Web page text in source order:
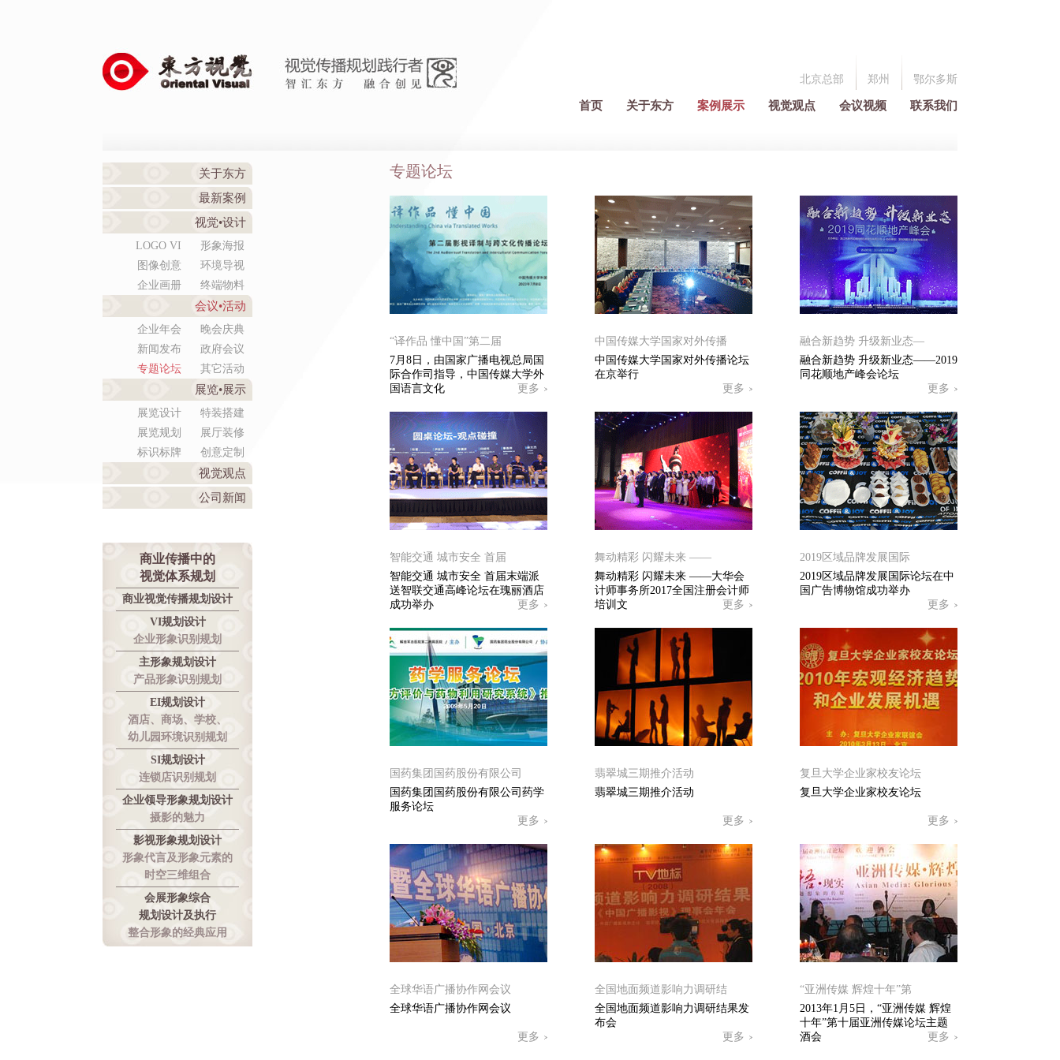
北京总部 郑州 鄂尔多斯
首页 关于东方 案例展示 视觉观点 会议视频 联系我们
关于东方
最新案例
视觉•设计
LOGO VI
形象海报
图像创意
环境导视
企业画册
终端物料
会议•活动
企业年会
晚会庆典
新闻发布
政府会议
专题论坛
其它活动
展览•展示
展览设计
特装搭建
展览规划
展厅装修
标识标牌
创意定制
视觉观点
公司新闻
商业传播中的
视觉体系规划
商业视觉传播规划设计
VI规划设计
企业形象识别规划
主形象规划设计
产品形象识别规划
EI规划设计
酒店、商场、学校、
幼儿园环境识别规划
SI规划设计
连锁店识别规划
企业领导形象规划设计
摄影的魅力
影视形象规划设计
形象代言及形象元素的
时空三维组合
会展形象综合
规划设计及执行
整合形象的经典应用
专题论坛
“译作品 懂中国”第二届
7月8日，由国家广播电视总局国
际合作司指导，中国传媒大学外
国语言文化
更多
中国传媒大学国家对外传播
中国传媒大学国家对外传播论坛
在京举行
更多
融合新趋势 升级新业态—
融合新趋势 升级新业态——2019
同花顺地产峰会论坛
更多
智能交通 城市安全 首届
智能交通 城市安全 首届末端派
送智联交通高峰论坛在瑰丽酒店
成功举办
更多
舞动精彩 闪耀未来 ——
舞动精彩 闪耀未来 ——大华会
计师事务所2017全国注册会计师
培训文
更多
2019区域品牌发展国际
2019区域品牌发展国际论坛在中
国广告博物馆成功举办
更多
国药集团国药股份有限公司
国药集团国药股份有限公司药学
服务论坛
更多
翡翠城三期推介活动
翡翠城三期推介活动
更多
复旦大学企业家校友论坛
复旦大学企业家校友论坛
更多
全球华语广播协作网会议
全球华语广播协作网会议
更多
全国地面频道影响力调研结
全国地面频道影响力调研结果发
布会
更多
“亚洲传媒 辉煌十年”第
2013年1月5日，“亚洲传媒 辉煌
十年”第十届亚洲传媒论坛主题
酒会
更多